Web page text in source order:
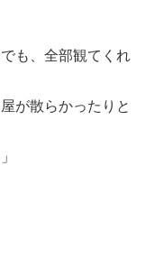
も、全部観てくれ
が散らかったりと